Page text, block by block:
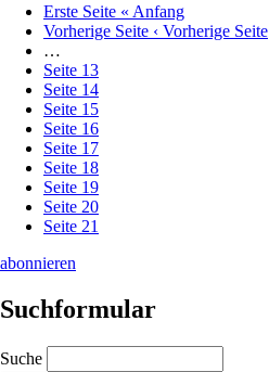
Erste Seite « Anfang
Vorherige Seite ‹ Vorherige Seite
…
Seite 13
Seite 14
Seite 15
Seite 16
Seite 17
Seite 18
Seite 19
Seite 20
Seite 21
abonnieren
Suchformular
Suche